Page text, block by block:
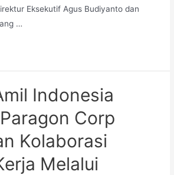
Eksekutif Agus Budiyanto dan
…
Indonesia
Corp
Kolaborasi
Melalui